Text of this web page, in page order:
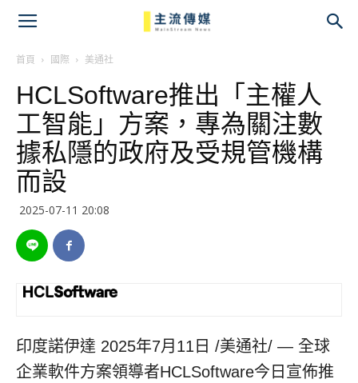
首頁 國際 美通社
HCLSoftware推出「主權人
工智能」方案，專為關注數
據私隱的政府及受規管機構
而設
2025-07-11 20:08
印度諾伊達 2025年7月11日 /美通社/ — 全球
企業軟件方案領導者HCLSoftware今日宣佈推